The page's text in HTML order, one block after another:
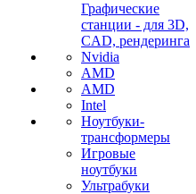
Графические
станции - для 3D,
CAD, рендеринга
Nvidia
AMD
AMD
Intel
Ноутбуки-
трансформеры
Игровые
ноутбуки
Ультрабуки